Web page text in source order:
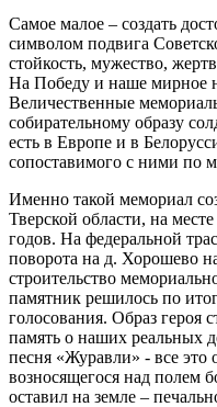
Самое малое – создать
символом подвига
стойкость, мужество,
На Победу и наше мирное
Величественные
собирательному образу
есть в Европе и в
сопоставимого с ними по
Именно такой мемориал
Тверской области, на
годов. На федеральной
поворота на д. Хорошево
строительство
памятник решилось по
голосования. Образ героя
память о наших реальных
песня «Журавли» - все это
возносящегося над полем
оставил на земле –